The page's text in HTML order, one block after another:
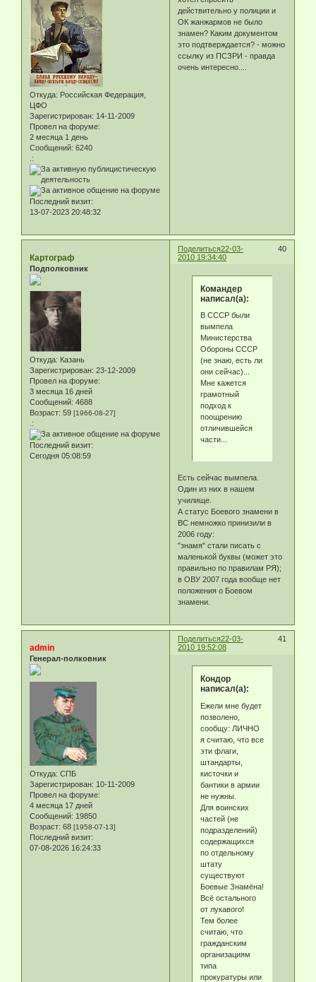
Откуда: Российская Федерация,
ЦФО
Зарегистрирован: 14-11-2009
Провел на форуме:
2 месяца 1 день
Сообщений: 6240
.:
Последний визит:
13-07-2023 20:48:32
действительно у полиции и
ОК жанжармов не было
знамен? Каким документом
это подтверждается? - можно
ссылку из ПСЗРИ - правда
очень интересно....
Поделиться 40
22-03-
2010 19:34:40
Картограф
Подполковник
Откуда: Казань
Зарегистрирован: 23-12-2009
Провел на форуме:
3 месяца 16 дней
Сообщений: 4688
Возраст: 59 [1966-08-27]
.:
Последний визит:
Сегодня 05:08:59
Командер
написал(а):
В СССР были
вымпела
Министерства
Обороны СССР
(не знаю, есть ли
они сейчас)...
Мне кажется
грамотный
подход к
поощрению
отличившейся
части...
Есть сейчас вымпела.
Один из них в нашем
училище.
А статус Боевого знамени в
ВС немножко принизили в
2006 году:
"знамя" стали писать с
маленькой буквы (может это
правильно по правилам РЯ);
в ОВУ 2007 года вообще нет
положения о Боевом
знамени.
Поделиться 41
22-03-
2010 19:52:08
admin
Генерал-полковник
Откуда: СПБ
Зарегистрирован: 10-11-2009
Провел на форуме:
4 месяца 17 дней
Сообщений: 19850
Возраст: 68 [1958-07-13]
Последний визит:
07-08-2026 16:24:33
Кондор
написал(а):
Ежели мне будет
позволено,
сообщу: ЛИЧНО
я считаю, что все
эти флаги,
штандарты,
кисточки и
бантики в армии
не нужны.
Для воинских
частей (не
подразделений)
содержащихся
по отдельному
штату
существуют
Боевые Знамёна!
Всё остального
от лукавого!
Тем более
считаю, что
гражданским
организациям
типа
прокуратуры или